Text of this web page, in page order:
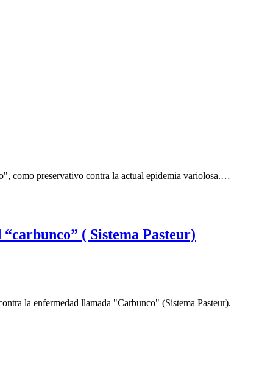
como preservativo contra la actual epidemia variolosa.…
( Sistema Pasteur)
la enfermedad llamada "Carbunco" (Sistema Pasteur).